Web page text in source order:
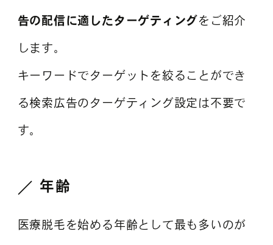
告の配信に適したターゲティングをご紹介
します。
キーワードでターゲットを絞ることができ
る検索広告のターゲティング設定は不要で
す。
年齢
医療脱毛を始める年齢として最も多いのが